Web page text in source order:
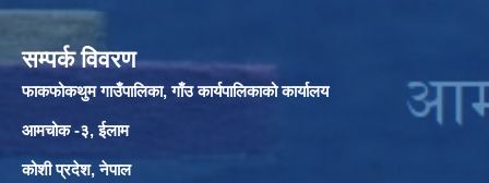
सम्पर्क विवरण
फाकफोकथुम गाउँपालिका, गाँउ कार्यपालिकाको कार्यालय
आमचोक -३, ईलाम
कोशी प्रदेश, नेपाल